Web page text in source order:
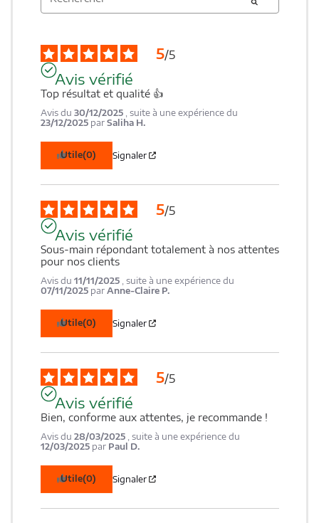
5/5
Avis vérifié
Top résultat et qualité 👍
Avis du 30/12/2025 , suite à une expérience du
23/12/2025 par Saliha H.
Utile(0) Signaler
5/5
Avis vérifié
Sous-main répondant totalement à nos attentes
pour nos clients
Avis du 11/11/2025 , suite à une expérience du
07/11/2025 par Anne-Claire P.
Utile(0) Signaler
5/5
Avis vérifié
Bien, conforme aux attentes, je recommande !
Avis du 28/03/2025 , suite à une expérience du
12/03/2025 par Paul D.
Utile(0) Signaler